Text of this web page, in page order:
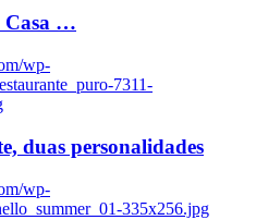
Casa …
wp-
7311-
duas personalidades
wp-
335x256.jpg